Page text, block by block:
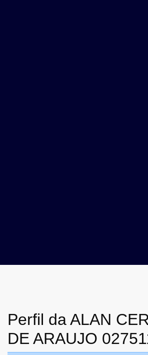
Perfil da ALAN
DE ARAUJO